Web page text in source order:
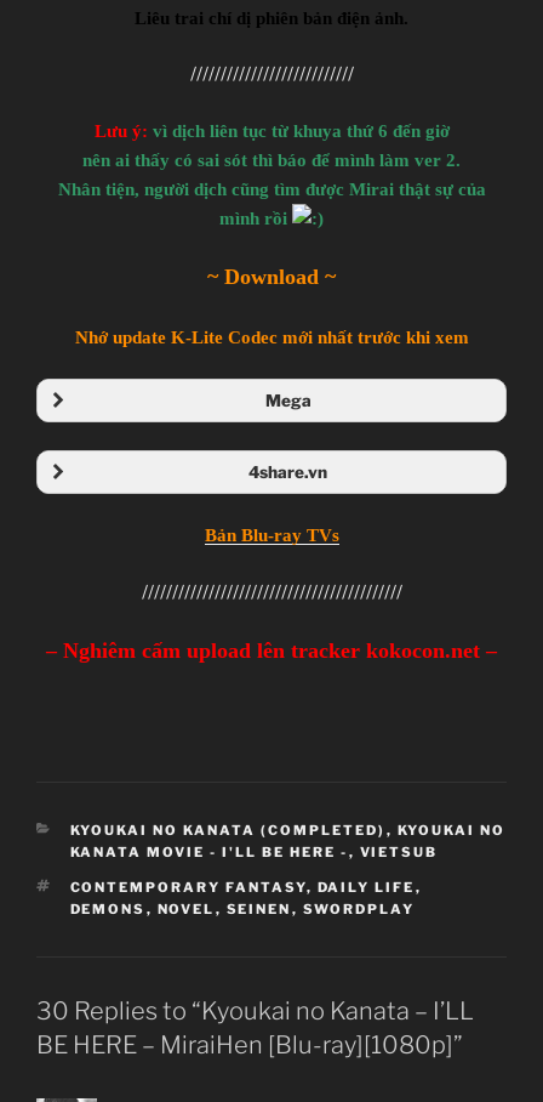
Liêu trai chí dị phiên bản điện ảnh.
///////////////////////////
Lưu ý: vì dịch liên tục từ khuya thứ 6 đến giờ
nên ai thấy có sai sót thì báo để mình làm ver 2.
Nhân tiện, người dịch cũng tìm được Mirai thật sự của
mình rồi
~ Download ~
Nhớ update K-Lite Codec mới nhất trước khi xem
Mega
4share.vn
Bản Blu-ray TVs
///////////////////////////////////////////
– Nghiêm cấm upload lên tracker kokocon.net –
CATEGORIES
KYOUKAI NO KANATA (COMPLETED) , KYOUKAI NO
KANATA MOVIE - I'LL BE HERE - , VIETSUB
TAGS
CONTEMPORARY FANTASY, DAILY LIFE ,
DEMONS , NOVEL , SEINEN , SWORDPLAY
30 Replies to “Kyoukai no Kanata – I’LL
BE HERE – MiraiHen [Blu-ray][1080p]”